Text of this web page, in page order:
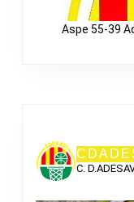
Aspe 55-39
C.